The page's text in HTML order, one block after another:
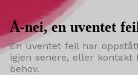
Å-nei, en uventet
En uventet feil har
igjen senere, eller kontakt
behov.